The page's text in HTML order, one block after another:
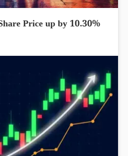
Price up by 10.30%